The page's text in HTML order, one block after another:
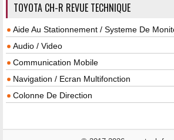
TOYOTA CH-R REVUE TECHNIQUE
Aide Au Stationnement / Systeme De
Audio / Video
Communication Mobile
Navigation / Ecran Multifonction
Colonne De Direction